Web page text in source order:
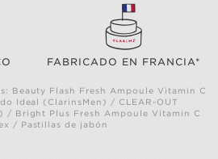
FABRICADO EN FRANCIA*
Beauty Flash Fresh Ampoule Vitamin C
Ideal (ClarinsMen) / CLEAR-OUT
/ Bright Plus Fresh Ampoule Vitamin C
/ Pastillas de jabón